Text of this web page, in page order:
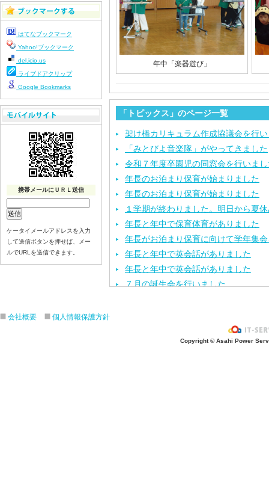
年中「楽器遊び」
「トピックス」のページ一覧
架け橋カリキュラム作成協議会を行
「みとびよ音楽隊」がやってきました
令和７年度卒園児の同窓会を行いま
年長のお泊まり保育が始まりました
年長のお泊まり保育が始まりました
１学期が終わりました。明日から夏
年長と年中で保育体育がありました
年長がお泊まり保育に向けて学年集
年長と年中で英会話がありました
年長と年中で英会話がありました
７月の誕生会を行いました
「お仕事ちょうさノート」県央版の
「七夕のつどい」をしました
はてなブックマーク
Yahoo!ブックマーク
del.icio.us
ライブドアクリップ
Google Bookmarks
携帯メールにＵＲＬ送信
ケータイメールアドレスを入力
して送信ボタンを押せば、メー
ルでURLを送信できます。
会社概要 個人情報保護方針
Copyright © Asahi Power